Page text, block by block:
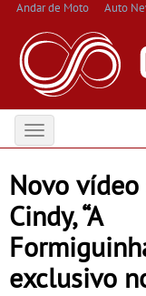
Andar de Moto Auto
Toggle
navigation
Novo
Cindy, “A
exclusivo